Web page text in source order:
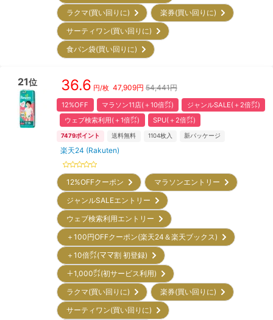
ラクマ(買い回りに)
楽券(買い回りに)
サーティワン(買い回りに)
食パン袋(買い回りに)
21位 36.6 円/枚 47,909円 54,441円
12%OFF マラソン11店(＋10倍㌽)
ジャンルSALE(＋2倍㌽)
ウェブ検索利用(＋1倍㌽)
SPU(＋2倍㌽)
7479ポイント 送料無料 1104枚入 新パッケージ
楽天24 (Rakuten)
12%OFFクーポン
マラソンエントリー
ジャンルSALEエントリー
ウェブ検索利用エントリー
＋100円OFFクーポン(楽天24＆楽天ブックス)
＋10倍㌽(ママ割 初登録)
＋1,000㌽(初サービス利用)
ラクマ(買い回りに)
楽券(買い回りに)
サーティワン(買い回りに)